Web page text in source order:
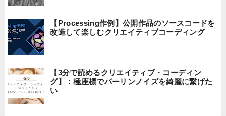
【Processing作例】公開作品のソースコードを
改造して楽しむクリエイティブコーディング
【3分で読めるクリエイティブ・コーディン
グ】：極座標でパーリンノイズを綺麗に繋げた
い